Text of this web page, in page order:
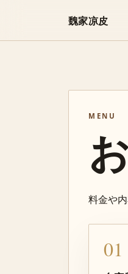
魏家凉皮
MENU
料金や
01